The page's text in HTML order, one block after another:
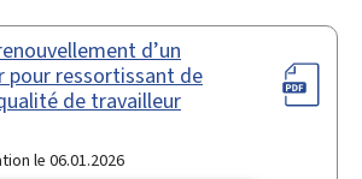
d’un
pour ressortissant de
de travailleur
le 06.01.2026